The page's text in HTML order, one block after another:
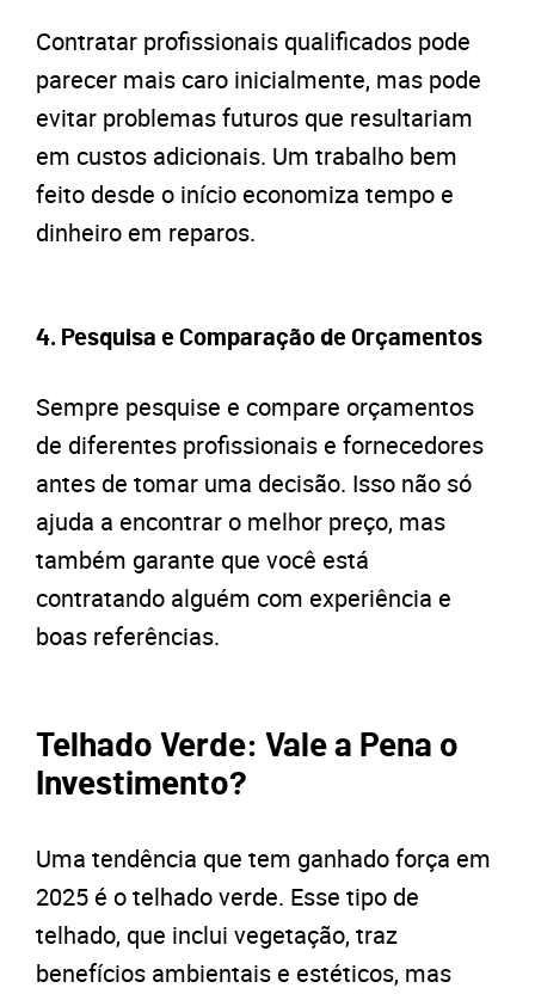
Contratar profissionais qualificados pode
parecer mais caro inicialmente, mas pode
evitar problemas futuros que resultariam
em custos adicionais. Um trabalho bem
feito desde o início economiza tempo e
dinheiro em reparos.
4. Pesquisa e Comparação de Orçamentos
Sempre pesquise e compare orçamentos
de diferentes profissionais e fornecedores
antes de tomar uma decisão. Isso não só
ajuda a encontrar o melhor preço, mas
também garante que você está
contratando alguém com experiência e
boas referências.
Telhado Verde: Vale a Pena o
Investimento?
Uma tendência que tem ganhado força em
2025 é o telhado verde. Esse tipo de
telhado, que inclui vegetação, traz
benefícios ambientais e estéticos, mas